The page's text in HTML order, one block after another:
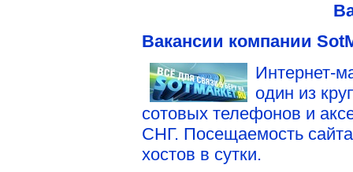
Вакансии компании
Интернет-
один из
сотовых телефонов и
СНГ. Посещаемость
хостов в сутки.